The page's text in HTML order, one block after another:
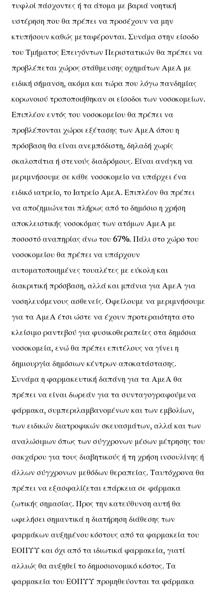
τυφλοί πάσχοντες ή τα άτομα με βαριά νοητική
υστέρηση που θα πρέπει να προσέχουν να μην
κτυπήσουν καθώς μεταφέρονται. Συνάμα στην είσοδο
του Τμήματος Επειγόντων Περιστατικών θα πρέπει να
προβλέπεται χώρος στάθμευσης οχημάτων ΑμεΑ με
ειδική σήμανση, ακόμα και τώρα που λόγω πανδημίας
κορωνοιού τροποποιήθηκαν οι είσοδοι των νοσοκομείων.
Επιπλέον εντός του νοσοκομείου θα πρέπει να
προβλέπονται χώροι εξέτασης των ΑμεΑ όπου η
πρόσβαση θα είναι ανεμπόδιστη, δηλαδή χωρίς
σκαλοπάτια ή στενούς διαδρόμους. Είναι ανάγκη να
μεριμνήσουμε σε κάθε νοσοκομείο να υπάρχει ένα
ειδικό ιατρείο, το Ιατρείο ΑμεΑ. Επιπλέον θα πρέπει
να αποζημιώνεται πλήρως από το δημόσιο η χρήση
αποκλειστικής νοσοκόμας των ατόμων ΑμεΑ με
ποσοστό αναπηρίας άνω του 67%. Πάλι στο χώρο του
νοσοκομείου θα πρέπει να υπάρχουν
αυτοματοποιημένες τουαλέτες με εύκολη και
διακριτική πρόσβαση, αλλά και μπάνια για ΑμεΑ για
νοσηλευόμενους ασθενείς. Οφείλουμε να μεριμνήσουμε
για τα ΑμεΑ έτσι ώστε να έχουν προτεραιότητα στο
κλείσιμο ραντεβού για φυσικοθεραπείες στα δημόσια
νοσοκομεία, ενώ θα πρέπει επιτέλους να γίνει η
δημιουργία δημόσιων κέντρων αποκατάστασης.
Συνάμα η φαρμακευτική δαπάνη για τα ΑμεΑ θα
πρέπει να είναι δωρεάν για τα συνταγογραφούμενα
φάρμακα, συμπεριλαμβανομένων και των εμβολίων,
των ειδικών διατροφικών σκευασμάτων, αλλά και των
αναλώσιμων όπως των σύγχρονων μέσων μέτρησης του
σακχάρου για τους διαβητικούς ή τη χρήση ινσουλίνης ή
άλλων σύγχρονων μεθόδων θεραπείας. Ταυτόχρονα θα
πρέπει να εξασφαλίζεται επάρκεια σε φάρμακα
ζωτικής σημασίας. Προς την κατεύθυνση αυτή θα
ωφελήσει σημαντικά η διατήρηση διάθεσης των
φαρμάκων αυξημένου κόστους από τα φαρμακεία του
ΕΟΠΥΥ και όχι από τα ιδιωτικά φαρμακεία, γιατί
αλλιώς θα αυξηθεί το δημοσιονομικό κόστος. Τα
φαρμακεία του ΕΟΠΥΥ προμηθεύονται τα φάρμακα